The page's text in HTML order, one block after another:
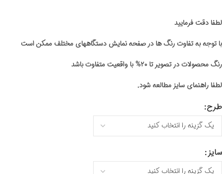
لطفا دقت فرمایید
با توجه به تفاوت رنگ ها در صفحه نمایش دستگاههای مختلف ممکن است
رنگ محصولات در تصویر تا ۲۰% با واقعیت متفاوت باشد
لطفا راهنمای سایز مطالعه شود.
طرح
سایز